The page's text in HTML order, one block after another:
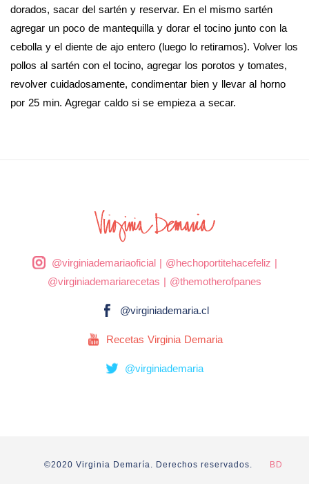
dorados, sacar del sartén y reservar. En el mismo sartén
agregar un poco de mantequilla y dorar el tocino junto con la
cebolla y el diente de ajo entero (luego lo retiramos). Volver los
pollos al sartén con el tocino, agregar los porotos y tomates,
revolver cuidadosamente, condimentar bien y llevar al horno
por 25 min. Agregar caldo si se empieza a secar.
@virginiademariaoficial| @hechoportitehacefeliz |
@virginiademariarecetas | @themotherofpanes
@virginiademaria.cl
Recetas Virginia Demaria
@virginiademaria
©2020 Virginia Demaría. Derechos reservados. BD